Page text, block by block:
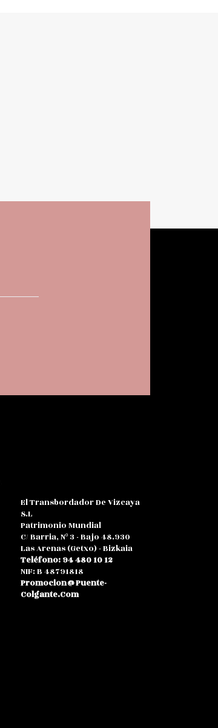
El Transbordador De Vizcaya
S.L
Patrimonio Mundial
C/ Barria, Nº 3 - Bajo 48.930
Las Arenas (Getxo) - Bizkaia
Teléfono: 94 480 10 12
NIF: B 48791818
Promocion@puente-
Colgante.com